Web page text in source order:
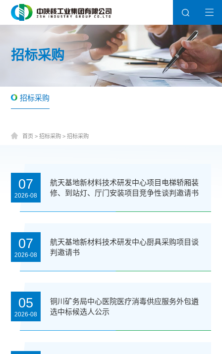
招标采购
招标采购
首页> 招标采购> 招标采购
07
2026-08
航天基地新材料技术研发中心项目电梯轿厢装
修、到站灯、厅门安装项目竞争性谈判邀请书
07
2026-08
航天基地新材料技术研发中心厨具采购项目谈
判邀请书
05
2026-08
铜川矿务局中心医院医疗消毒供应服务外包遴
选中标候选人公示